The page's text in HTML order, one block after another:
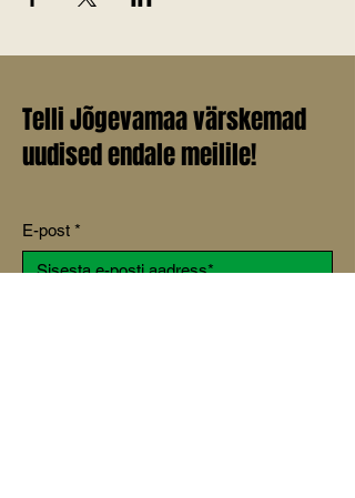
Telli Jõgevamaa värskemad
uudised endale meilile!
E-post *